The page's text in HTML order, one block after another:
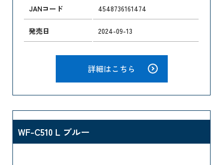
JANコード 4548736161474
発売日 2024-09-13
詳細はこちら
WF-C510 L ブルー